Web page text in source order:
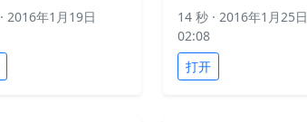
· 2016年1月19日
14 秒 · 2016年1月25日
02:08
打开